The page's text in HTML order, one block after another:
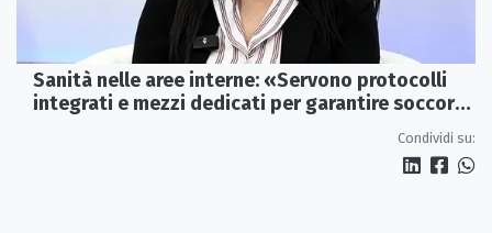
Sanità nelle aree interne: «Servono protocolli
integrati e mezzi dedicati per garantire soccorsi
Condividi su: